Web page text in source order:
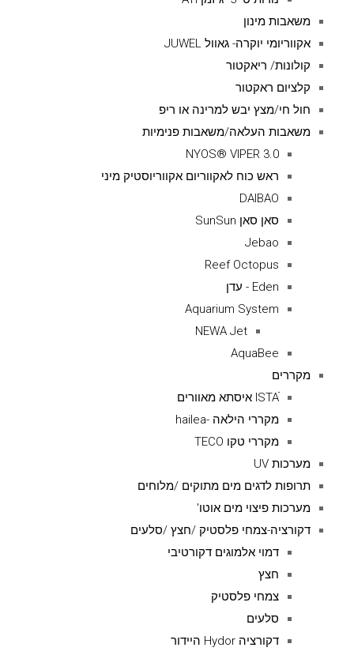
משאבות מינון
אקווריומי יוקרה- גאוול JUWEL
קולונות/ ריאקטור
קלציום ראקטור
חול חי/מצץ יבש למרינה או ריפ
משאבות העלאה/משאבות פנימיות
NYOS® VIPER 3.0
ראש כוח לאקווריום אקווריוסטיק מיני
DAIBAO
סאן סאן SunSun
Jebao
Reef Octopus
Eden - עדן
Aquarium System
NEWA Jet
AquaBee
מקררים
ISTAׁׂ איסתא מאוורים
מקררי הילאה -hailea
מקררי טקו TECO
מערכות UV
תרופות לדגים מים מתוקים /מלוחים
מערכות פיצוי מים אוטו'
דקורציה-צמחי פלסטיק /חצץ /סלעים
דמוי אלמוגים דקורטיבי
חצץ
צמחי פלסטיק
סלעים
דקורציה Hydor היידור